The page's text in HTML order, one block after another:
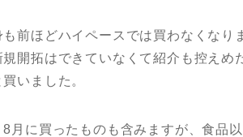
も前ほどハイペースでは買わなくな
規開拓はできていなくて紹介も控え
いました。
8月に買ったものも含みますが、食品